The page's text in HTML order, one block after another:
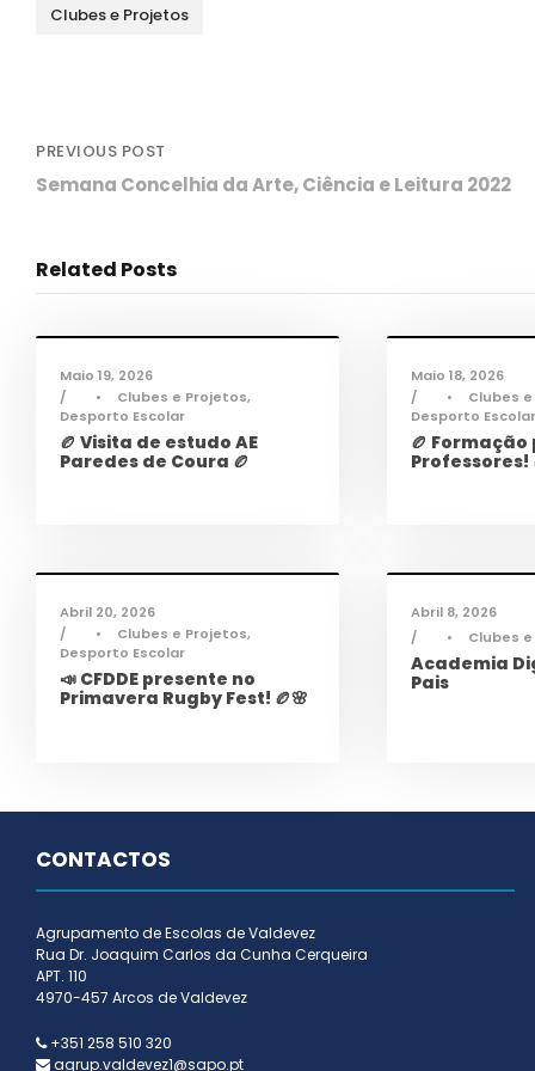
Clubes e Projetos
PREVIOUS POST
Semana Concelhia da Arte, Ciência e Leitura 2022
Related Posts
Desporto,Notícias
Maio 19, 2026
•
Clubes e Projetos,
Desporto Escolar
🏉 Visita de estudo AE
Paredes de Coura 🏉
Maio 18, 2026
•
Clubes
Desporto Escolar
🏉 Formação
Professores!
Abril 20, 2026
•
Clubes e Projetos,
Desporto Escolar
📣 CFDDE presente no
Primavera Rugby Fest! 🏉🌸
Abril 8, 2026
•
Clubes
Academia
Pais
CONTACTOS
Agrupamento de Escolas de Valdevez
Rua Dr. Joaquim Carlos da Cunha Cerqueira
APT. 110
4970-457 Arcos de Valdevez
+351 258 510 320
agrup.valdevez1@sapo.pt